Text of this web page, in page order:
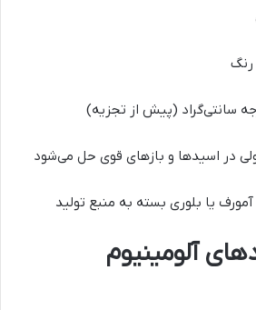
در اسیدها و بازهای قوی حل می‌شود
آمورف یا بلوری بسته به منبع تولید
آلومینیوم